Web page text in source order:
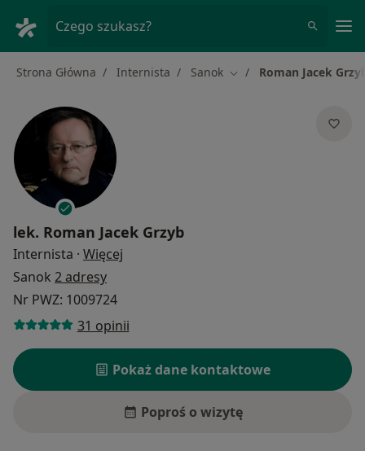
Czego szukasz?
Strona Główna Internista Sanok Zmień miasto
Roman Jacek
lek. Roman Jacek Grzyb
Internista · Więcej
Sanok 2 adresy
Nr PWZ: 1009724
31 opinii
Pokaż dane kontaktowe
Poproś o wizytę